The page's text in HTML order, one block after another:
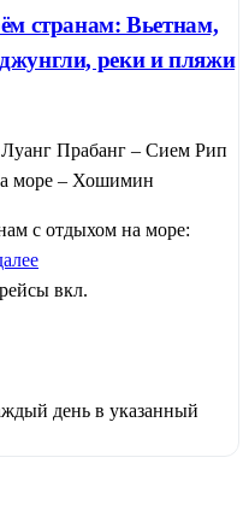
странам: Вьетнам,
реки и пляжи
Прабанг – Сием Рип
море – Хошимин
с отдыхом на море:
вкл.
день в указанный